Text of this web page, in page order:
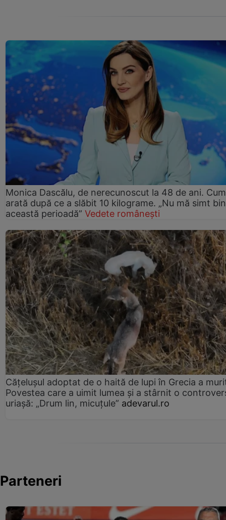
Monica Dascălu, de nerecunoscut la 48 de ani. Cum
arată după ce a slăbit 10 kilograme. „Nu mă simt
această perioadă” Vedete românești
Cățelușul adoptat de o haită de lupi în Grecia a
Povestea care a uimit lumea și a stârnit o
uriașă: „Drum lin, micuțule” adevarul.ro
Parteneri